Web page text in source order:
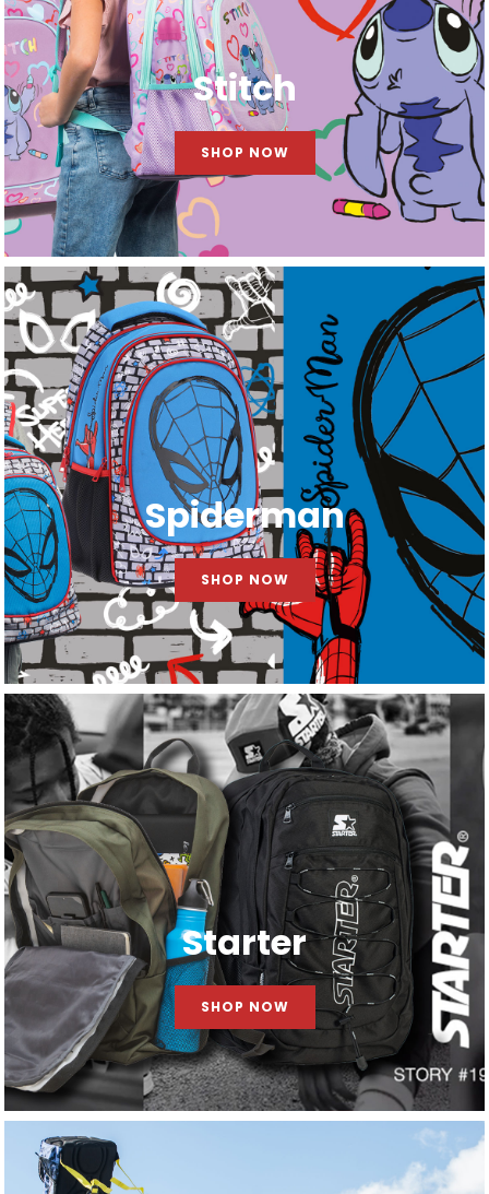
Stitch
SHOP NOW
Spiderman
SHOP NOW
Starter
SHOP NOW